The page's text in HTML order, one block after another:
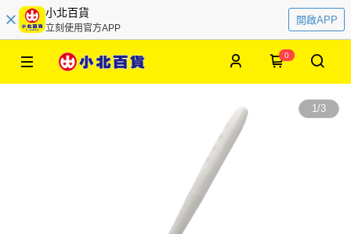
小北百貨
立刻使用官方APP
開啟APP
0
1/3